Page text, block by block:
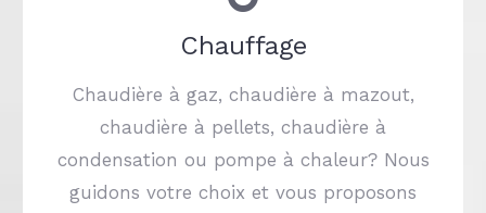
Chauffage
Chaudière à gaz, chaudière à mazout,
chaudière à pellets, chaudière à
condensation ou pompe à chaleur? Nous
guidons votre choix et vous proposons